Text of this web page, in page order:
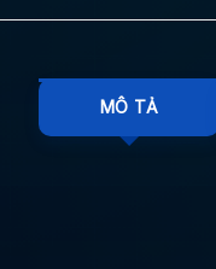
MÔ TẢ